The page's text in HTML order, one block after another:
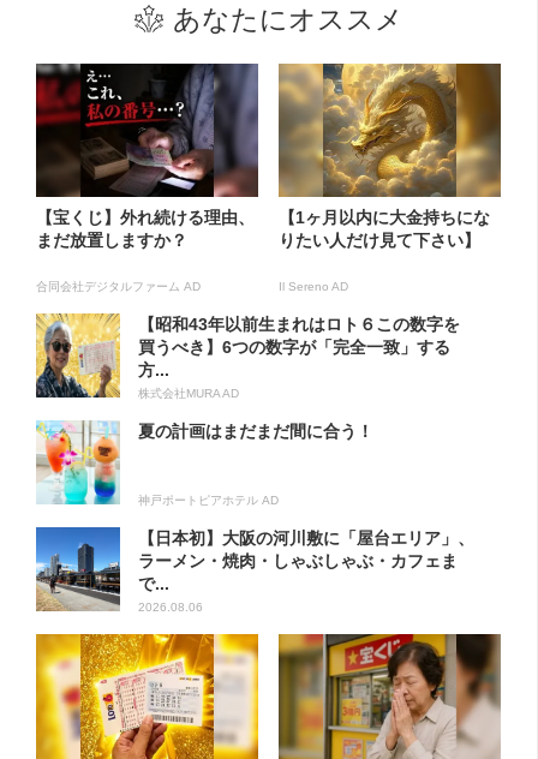
あなたにオススメ
【宝くじ】外れ続ける理由、
まだ放置しますか？
合同会社デジタルファーム AD
【1ヶ月以内に大金持ちにな
りたい人だけ見て下さい】
Il Sereno AD
【昭和43年以前生まれはロト６この数字を
買うべき】6つの数字が「完全一致」する
方...
株式会社MURA AD
夏の計画はまだまだ間に合う！
神戸ポートピアホテル AD
【日本初】大阪の河川敷に「屋台エリア」、
ラーメン・焼肉・しゃぶしゃぶ・カフェま
で...
2026.08.06